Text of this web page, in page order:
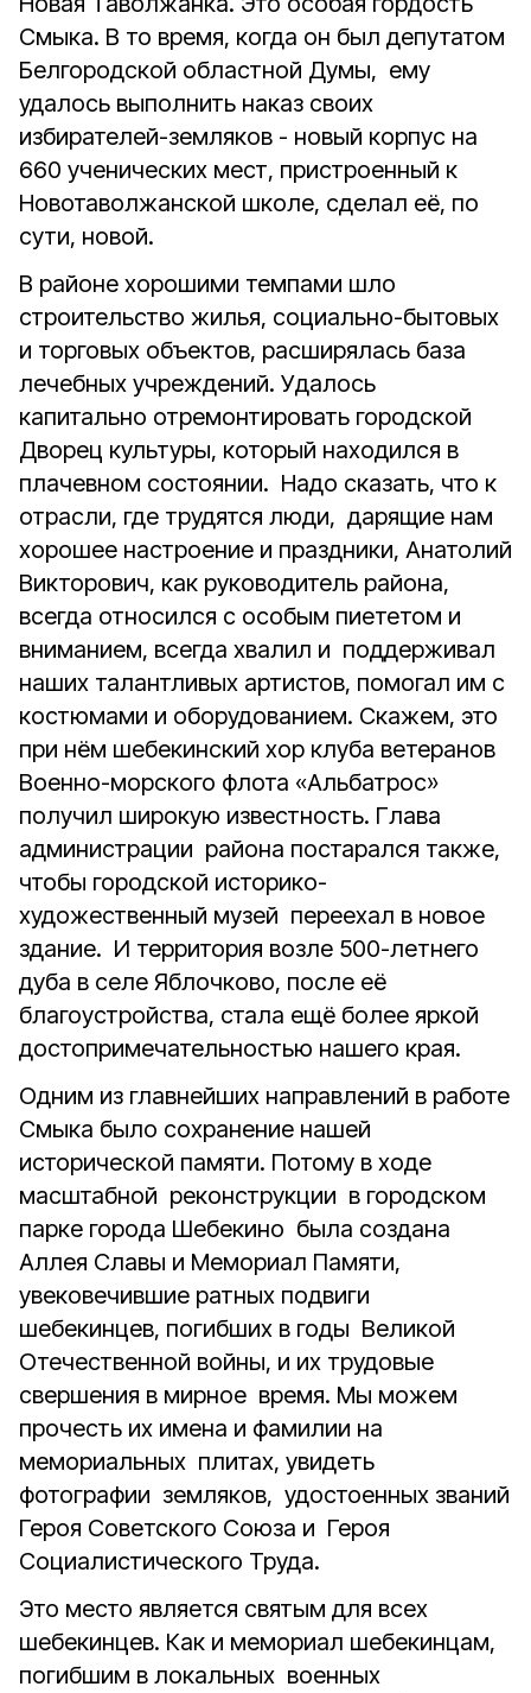
Смыка. В то время, когда он был депутатом
Белгородской областной Думы, ему
удалось выполнить наказ своих
избирателей-земляков - новый корпус на
660 ученических мест, пристроенный к
Новотаволжанской школе, сделал её, по
сути, новой.
В районе хорошими темпами шло
строительство жилья, социально-бытовых
и торговых объектов, расширялась база
лечебных учреждений. Удалось
капитально отремонтировать городской
Дворец культуры, который находился в
плачевном состоянии. Надо сказать, что к
отрасли, где трудятся люди, дарящие нам
хорошее настроение и праздники, Анатолий
Викторович, как руководитель района,
всегда относился с особым пиететом и
вниманием, всегда хвалил и поддерживал
наших талантливых артистов, помогал им с
костюмами и оборудованием. Скажем, это
при нём шебекинский хор клуба ветеранов
Военно-морского флота «Альбатрос»
получил широкую известность. Глава
администрации района постарался также,
чтобы городской историко-
художественный музей переехал в новое
здание. И территория возле 500-летнего
дуба в селе Яблочково, после её
благоустройства, стала ещё более яркой
достопримечательностью нашего края.
Одним из главнейших направлений в работе
Смыка было сохранение нашей
исторической памяти. Потому в ходе
масштабной реконструкции в городском
парке города Шебекино была создана
Аллея Славы и Мемориал Памяти,
увековечившие ратных подвиги
шебекинцев, погибших в годы Великой
Отечественной войны, и их трудовые
свершения в мирное время. Мы можем
прочесть их имена и фамилии на
мемориальных плитах, увидеть
фотографии земляков, удостоенных званий
Героя Советского Союза и Героя
Социалистического Труда.
Это место является святым для всех
шебекинцев. Как и мемориал шебекинцам,
погибшим в локальных военных